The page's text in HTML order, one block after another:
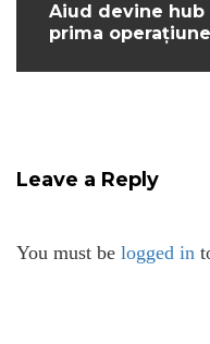
Aiud devine
prima
Leave a Reply
You must be logged in